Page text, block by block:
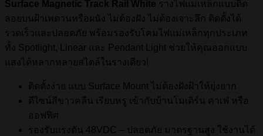
Surface Magnetic Track Rail White รางไฟแม่เหล็กแบบติด
ลอยบนฝ้าเพดานหรือผนัง ไม่ต้องฝัง ไม่ต้องเจาะลึก ติดตั้งได้
รวดเร็วและปลอดภัย พร้อมรองรับโคมไฟแม่เหล็กทุกประเภท
ทั้ง Spotlight, Linear และ Pendant Light ช่วยให้คุณออกแบบ
แสงได้หลากหลายสไตล์ในรางเดียว!
ติดตั้งง่าย แบบ Surface Mount ไม่ต้องฝังฝ้าให้ยุ่งยาก
ดีไซน์สีขาวคลีน เรียบหรู เข้ากับบ้านโมเดิร์น คาเฟ่ หรือ
ออฟฟิศ
รองรับแรงดัน 48VDC – ปลอดภัย มาตรฐานสูง ใช้งานได้